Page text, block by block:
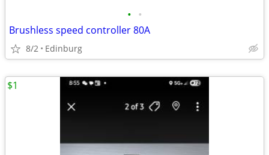
• •
Brushless speed controller 80A
8/2 Edinburg
$1